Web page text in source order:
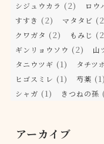
シジュウカラ (2) ロウ
すすき (2) マタタビ
クワガタ (2) もみじ
ギンリョウソウ (2) 山
タニウツギ (1) タチツ
ヒゴスミレ (1) 芍薬 (1)
シャガ (1) きつねの孫
アーカイブ